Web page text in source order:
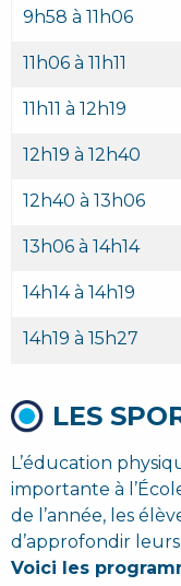
9h58 à 11h06
11h06 à 11h11
11h11 à 12h19
12h19 à 12h40
12h40 à 13h06
13h06 à 14h14
14h14 à 14h19
14h19 à 15h27
LES
L’éducation
importante à
de l’année, les
d’approfondir
Voici les